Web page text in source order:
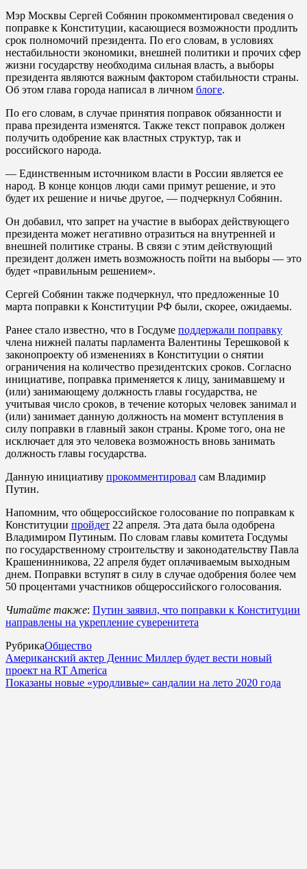
Мэр Москвы Сергей Собянин прокомментировал сведения о
поправке к Конституции, касающиеся возможности продлить
срок полномочий президента. По его словам, в условиях
нестабильности экономики, внешней политики и прочих сфер
жизни государству необходима сильная власть, а выборы
президента являются важным фактором стабильности страны.
Об этом глава города написал в личном блоге.
По его словам, в случае принятия поправок обязанности и
права президента изменятся. Также текст поправок должен
получить одобрение как властных структур, так и
российского народа.
— Единственным источником власти в России является ее
народ. В конце концов люди сами примут решение, и это
будет их решение и ничье другое, — подчеркнул Собянин.
Он добавил, что запрет на участие в выборах действующего
президента может негативно отразиться на внутренней и
внешней политике страны. В связи с этим действующий
президент должен иметь возможность пойти на выборы — это
будет «правильным решением».
Сергей Собянин также подчеркнул, что предложенные 10
марта поправки к Конституции РФ были, скорее, ожидаемы.
Ранее стало известно, что в Госдуме поддержали поправку
члена нижней палаты парламента Валентины Терешковой к
законопроекту об изменениях в Конституции о снятии
ограничения на количество президентских сроков. Согласно
инициативе, поправка применяется к лицу, занимавшему и
(или) занимающему должность главы государства, не
учитывая число сроков, в течение которых человек занимал и
(или) занимает данную должность на момент вступления в
силу поправки в главный закон страны. Кроме того, она не
исключает для это человека возможность вновь занимать
должность главы государства.
Данную инициативу прокомментировал сам Владимир
Путин.
Напомним, что общероссийское голосование по поправкам к
Конституции пройдет 22 апреля. Эта дата была одобрена
Владимиром Путиным. По словам главы комитета Госдумы
по государственному строительству и законодательству Павла
Крашенинникова, 22 апреля будет оплачиваемым выходным
днем. Поправки вступят в силу в случае одобрения более чем
50 процентами участников общероссийского голосования.
Читайте также: Путин заявил, что поправки к Конституции
направлены на укрепление суверенитета
РубрикаОбщество
Американский актер Деннис Миллер будет вести новый
проект на RT America
Показаны новые «уродливые» сандалии на лето 2020 года